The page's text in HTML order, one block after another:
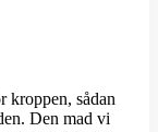
kroppen, sådan
Den mad vi